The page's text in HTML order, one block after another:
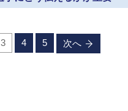
3 4 5 次へ